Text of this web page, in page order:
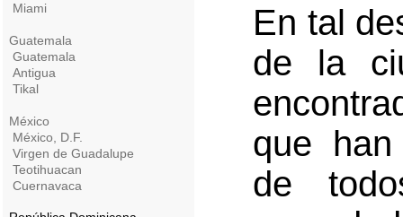
Miami
Guatemala
Guatemala
Antigua
Tikal
México
México, D.F.
Virgen de Guadalupe
Teotihuacan
Cuernavaca
En tal
de la
que
de